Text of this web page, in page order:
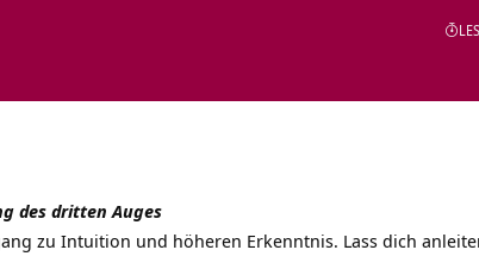
des dritten Auges
zu Intuition und höheren Erkenntnis. Lass dich